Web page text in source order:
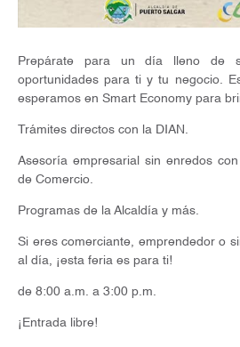
Prepárate para un día lleno de
oportunidades para ti y tu negocio.
esperamos en Smart Economy para
Trámites directos con la DIAN.
Asesoría empresarial sin enredos
de Comercio.
Programas de la Alcaldía y más.
Si eres comerciante, emprendedor o
al día, ¡esta feria es para ti!
de 8:00 a.m. a 3:00 p.m.
¡Entrada libre!